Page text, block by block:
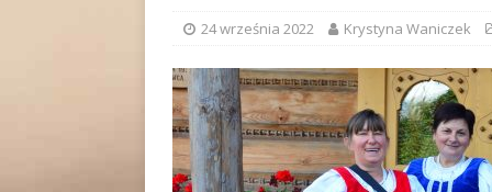
[ 2
[ 5
Folkloru
24 września 2022 Krystyna Waniczek